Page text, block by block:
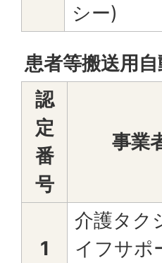
シー)
患者等搬送用
認
定
番
号
事業
1
介護タク
イフサポ